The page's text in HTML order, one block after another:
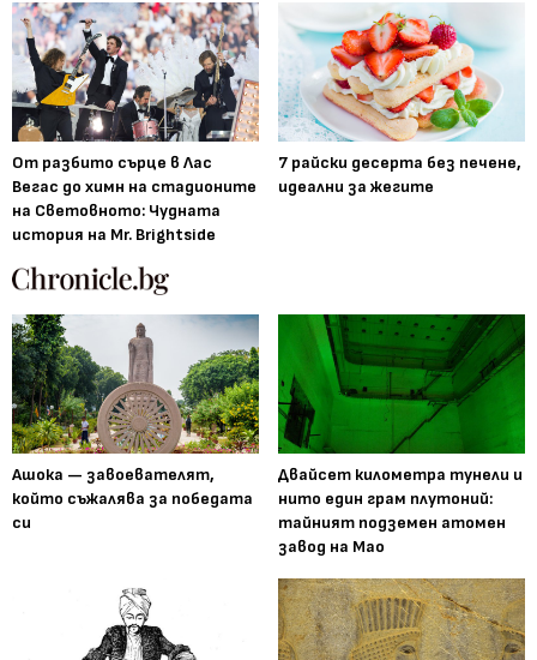
От разбито сърце в Лас
Вегас до химн на стадионите
на Световното: Чудната
история на Mr. Brightside
7 райски десерта без печене,
идеални за жегите
Ашока — завоевателят,
който съжалява за победата
си
Двайсет километра тунели и
нито един грам плутоний:
тайният подземен атомен
завод на Мао